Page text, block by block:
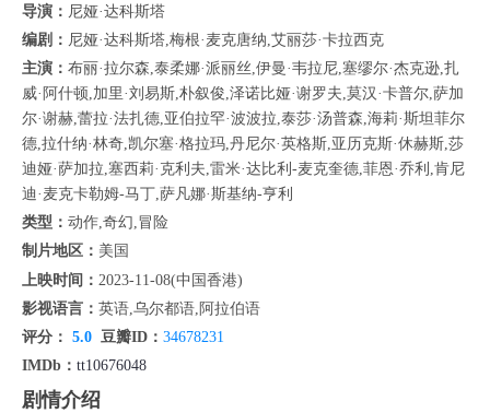
导演： 尼娅·达科斯塔
编剧： 尼娅·达科斯塔,梅根·麦克唐纳,艾丽莎·卡拉西克
主演： 布丽·拉尔森,泰柔娜·派丽丝,伊曼·韦拉尼,塞缪尔·杰克逊,扎
威·阿什顿,加里·刘易斯,朴叙俊,泽诺比娅·谢罗夫,莫汉·卡普尔,萨加
尔·谢赫,蕾拉·法扎德,亚伯拉罕·波波拉,泰莎·汤普森,海莉·斯坦菲尔
德,拉什纳·林奇,凯尔塞·格拉玛,丹尼尔·英格斯,亚历克斯·休赫斯,莎
迪娅·萨加拉,塞西莉·克利夫,雷米·达比利-麦克奎德,菲恩·乔利,肯尼
迪·麦克卡勒姆-马丁,萨凡娜·斯基纳-亨利
类型： 动作,奇幻,冒险
制片地区： 美国
上映时间： 2023-11-08(中国香港)
影视语言： 英语,乌尔都语,阿拉伯语
评分： 5.0 豆瓣ID： 34678231
IMDb： tt10676048
剧情介绍